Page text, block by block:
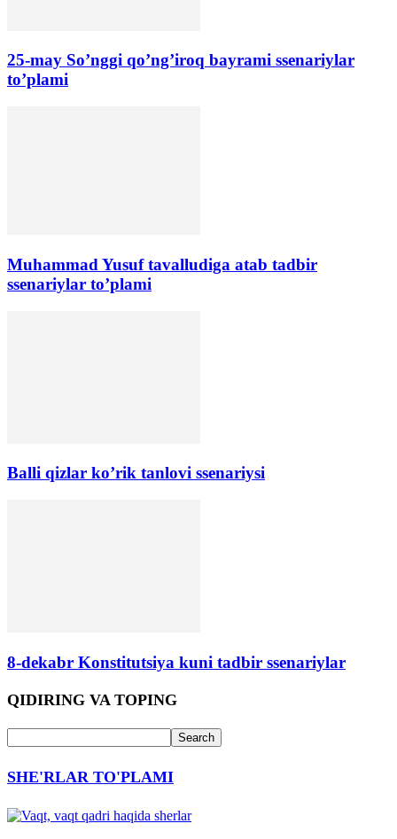
25-may So’nggi qo’ng’iroq bayrami ssenariylar
to’plami
Muhammad Yusuf tavalludiga atab tadbir
ssenariylar to’plami
Balli qizlar ko’rik tanlovi ssenariysi
8-dekabr Konstitutsiya kuni tadbir ssenariylar
QIDIRING VA TOPING
SHE'RLAR TO'PLAMI